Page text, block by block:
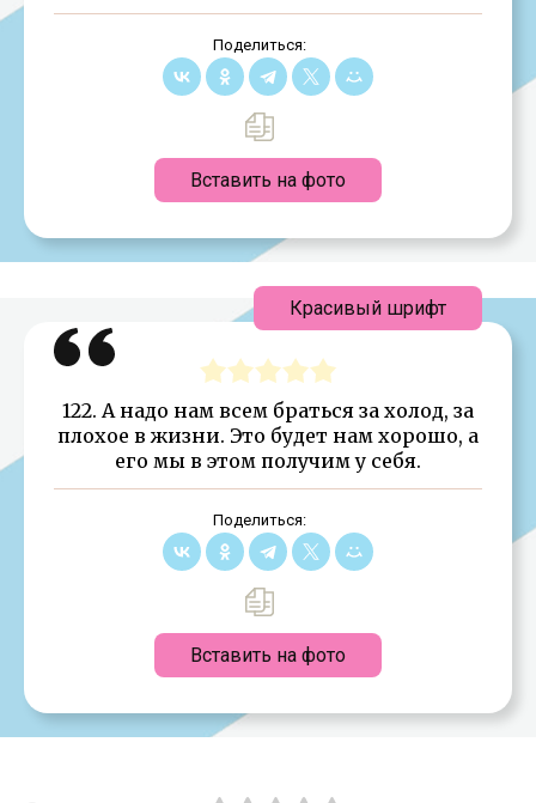
Поделиться:
Вставить на фото
122. А надо нам всем браться за холод, за
плохое в жизни. Это будет нам хорошо, а
его мы в этом получим у себя.
Поделиться:
Вставить на фото
Красивый шрифт